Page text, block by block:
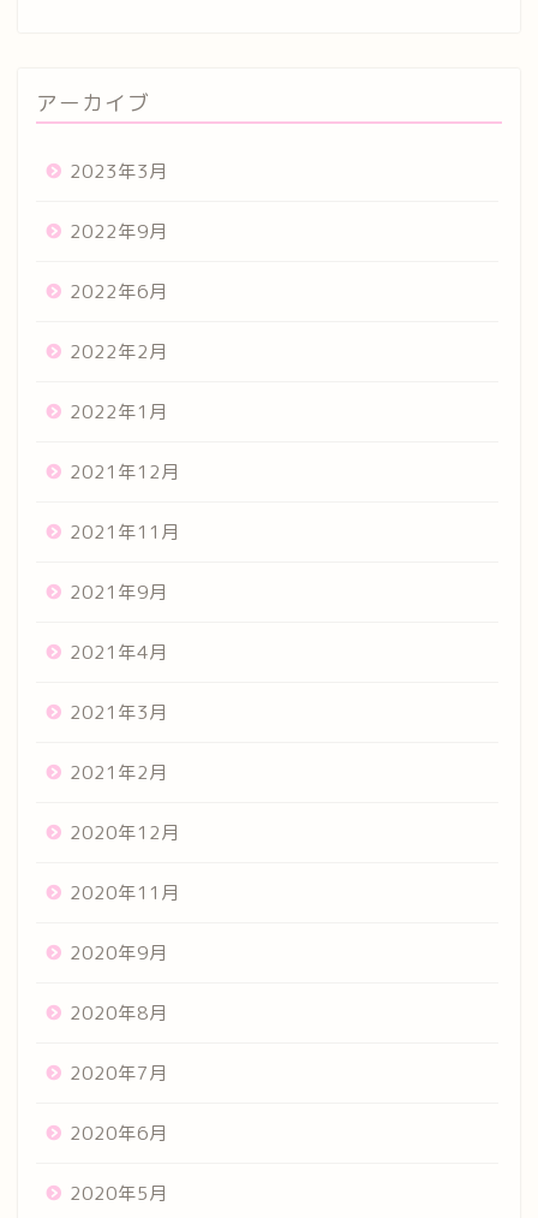
アーカイブ
2023年3月
2022年9月
2022年6月
2022年2月
2022年1月
2021年12月
2021年11月
2021年9月
2021年4月
2021年3月
2021年2月
2020年12月
2020年11月
2020年9月
2020年8月
2020年7月
2020年6月
2020年5月